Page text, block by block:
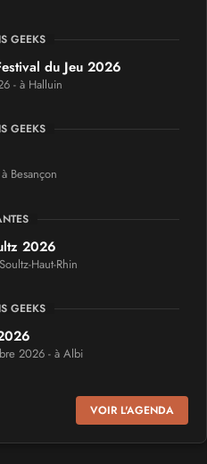
GEEKS
du Jeu 2026
- à Halluin
GEEKS
Besançon
2026
Haut-Rhin
GEEKS
2026 - à Albi
du jeu vidéo et des loisirs
VOIR L'AGENDA